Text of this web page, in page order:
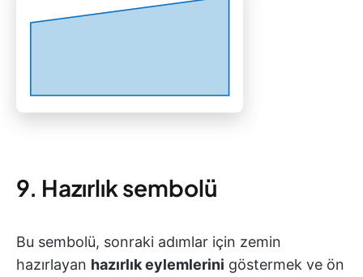
9. Hazırlık sembolü
Bu sembolü, sonraki adımlar için zemin
hazırlayan hazırlık eylemlerini göstermek ve ön